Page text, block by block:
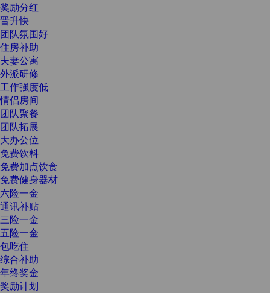
奖励分红
晋升快
团队氛围好
住房补助
夫妻公寓
外派研修
工作强度低
情侣房间
团队聚餐
团队拓展
大办公位
免费饮料
免费加点饮食
免费健身器材
六险一金
通讯补贴
三险一金
五险一金
包吃住
综合补助
年终奖金
奖励计划